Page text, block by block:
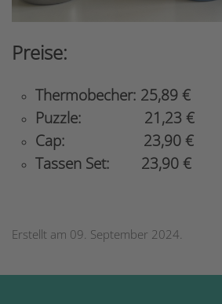
Preise:
Thermobecher: 25,89 €
Puzzle: 21,23 €
Cap: 23,90 €
Tassen Set: 23,90 €
Erstellt am 09. September 2024